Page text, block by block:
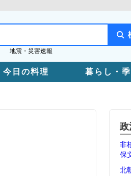
地震・災害速報
今日の料理 暮らし・
政
非
保
北